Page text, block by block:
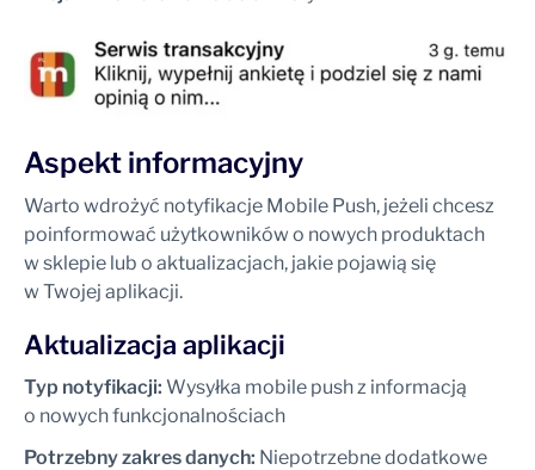
Aspekt informacyjny
Warto wdrożyć notyfikacje Mobile Push, jeżeli chcesz
poinformować użytkowników o nowych produktach
w sklepie lub o aktualizacjach, jakie pojawią się
w Twojej aplikacji.
Aktualizacja aplikacji
Typ notyfikacji: Wysyłka mobile push z informacją
o nowych funkcjonalnościach
Potrzebny zakres danych: Niepotrzebne dodatkowe